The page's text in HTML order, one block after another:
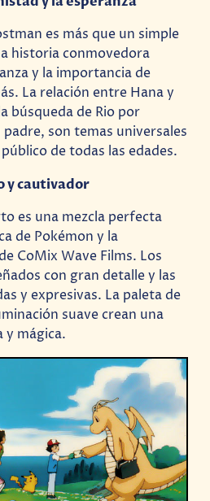
es más que un simple
historia conmovedora
y la importancia de
La relación entre Hana y
búsqueda de Rio por
son temas universales
de todas las edades.
y cautivador
es una mezcla perfecta
de Pokémon y la
CoMix Wave Films. Los
con gran detalle y las
y expresivas. La paleta de
suave crean una
y mágica.